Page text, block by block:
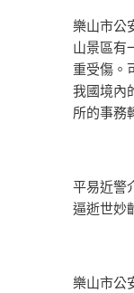
樂山市公
山景區有
重受傷。
我國境內
所的事務
平易近警
逼逝世妙
樂山市公